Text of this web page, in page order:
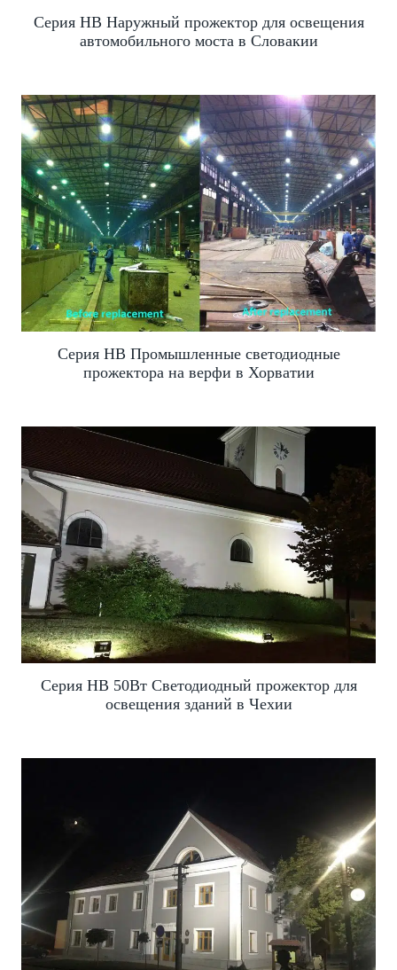
Серия HB Наружный прожектор для освещения
автомобильного моста в Словакии
Серия HB Промышленные светодиодные
прожектора на верфи в Хорватии
Серия HB 50Вт Светодиодный прожектор для
освещения зданий в Чехии